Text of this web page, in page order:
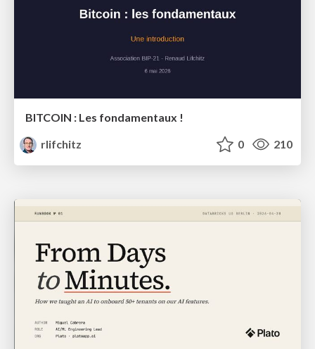
BITCOIN : Les fondamentaux !
rlifchitz
0 210